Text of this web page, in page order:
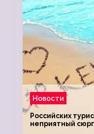
Новости
Российских
неприятный